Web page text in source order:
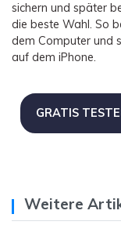
sichern und später
die beste Wahl. So
dem Computer und
auf dem iPhone.
GRATIS
Weitere